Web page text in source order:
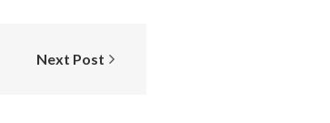
Next Post